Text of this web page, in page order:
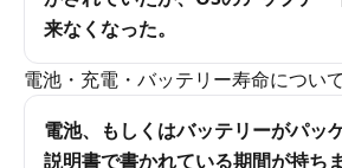
来なくなった。
電池・充電・バッテリー寿命について
電池、もしくはバッテリーがパッ
説明書で書かれている期間が持ち